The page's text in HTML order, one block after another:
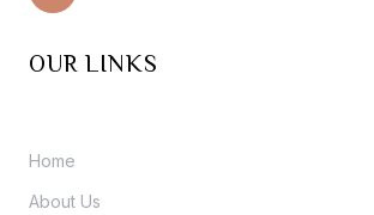
OUR LINKS
Home
About Us